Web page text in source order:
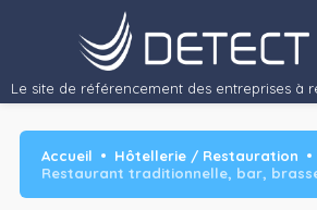
Le site de référencement des entreprises à
Accueil
Hôtellerie / Restauration
Restaurant traditionnelle, bar,